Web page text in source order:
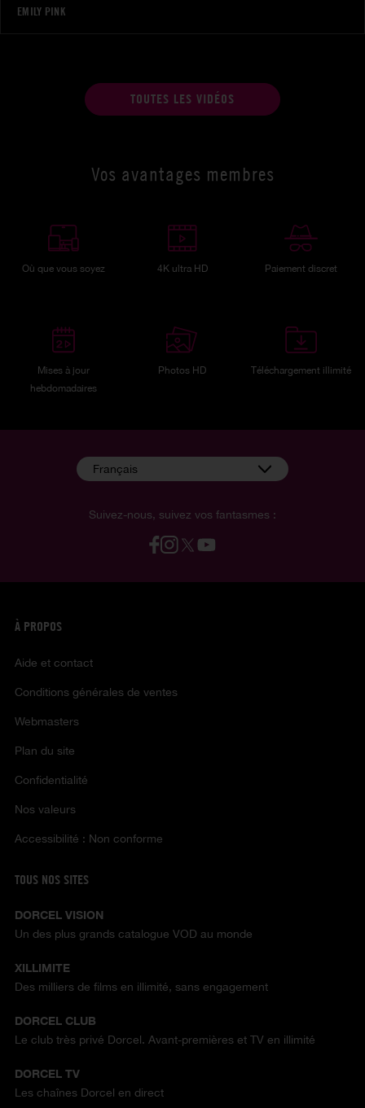
EMILY PINK
TOUTES LES VIDÉOS
Vos avantages membres
Où que vous soyez 4K ultra HD Paiement discret
Mises à jour
hebdomadaires
Photos HD Téléchargement illimité
Suivez-nous, suivez vos fantasmes :
Français
À PROPOS
Aide et contact
Conditions générales de ventes
Webmasters
Plan du site
Confidentialité
Nos valeurs
Accessibilité : Non conforme
TOUS NOS SITES
DORCEL VISION
Un des plus grands catalogue VOD au monde
XILLIMITE
Des milliers de films en illimité, sans engagement
DORCEL CLUB
Le club très privé Dorcel. Avant-premières et TV en illimité
DORCEL TV
Les chaînes Dorcel en direct